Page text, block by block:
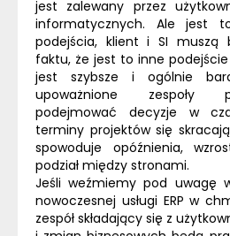
jest zalewany przez
informatycznych. Ale jest
podejścia, klient iSI muszą
faktu, że jest to inne
jest szybsze i ogólnie
upoważnione zespoły
podejmować decyzje w
terminy projektów się
spowoduje opóźnienia,
podział między stronami.
Jeśli weźmiemy pod uwagę
nowoczesnej usługi ERP w
zespół składający się z